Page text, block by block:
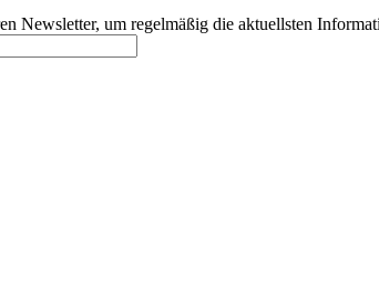
Newsletter, um regelmäßig die aktuellsten